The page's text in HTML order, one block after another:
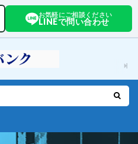
お気軽にご相談ください
LINEで問い合わせ